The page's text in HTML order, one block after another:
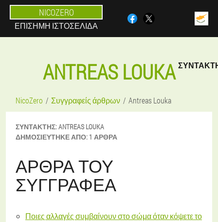
NICOZERO
ΕΠΊΣΗΜΗ ΙΣΤΟΣΕΛΊΔΑ
ANTREAS LOUKA
NicoZero Συγγραφείς άρθρων Antreas Louka
ΣΥΝΤΆΚΤΗΣ:ANTREAS LOUKA
ΔΗΜΟΣΙΕΎΤΗΚΕ ΑΠΌ: 1 ΆΡΘΡΑ
ΆΡΘΡΑ ΤΟΥ
ΣΥΓΓΡΑΦΈΑ
Ποιες αλλαγές συμβαίνουν στο σώμα όταν κόψετε το